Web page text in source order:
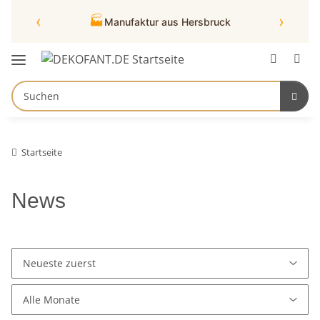
‹ 🏭 Manufaktur aus Hersbruck ›
Startseite
News